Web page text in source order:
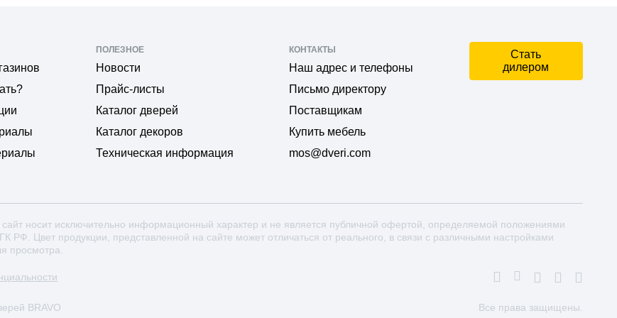
ПОЛЕЗНОЕ
Новости
Прайс-листы
Каталог дверей
Каталог декоров
Техническая информация
КОНТАКТЫ
Наш адрес и телефоны
Письмо директору
Поставщикам
Купить мебель
mos@dveri.com
Стать
дилером
носит исключительно информационный характер и не является публичной офертой, определяемой положениями
РФ. Цвет продукции, представленной на сайте может отличаться от реального, в связи с различными настройками
просмотра.
BRAVO Все права защищены.